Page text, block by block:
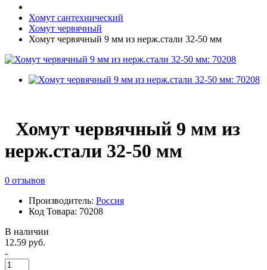
Хомут сантехнический
Хомут червячный
Хомут червячный 9 мм из нерж.стали 32-50 мм
Хомут червячный 9 мм из
нерж.стали 32-50 мм
0 отзывов
Производитель: Россия
Код Товара: 70208
В наличии
12.59 руб.
-